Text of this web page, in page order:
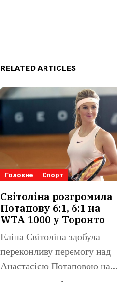
RELATED ARTICLES
Головне Спорт
Світоліна розгромила
Потапову 6:1, 6:1 на
WTA 1000 у Торонто
Еліна Світоліна здобула
переконливу перемогу над
Анастасією Потаповою на